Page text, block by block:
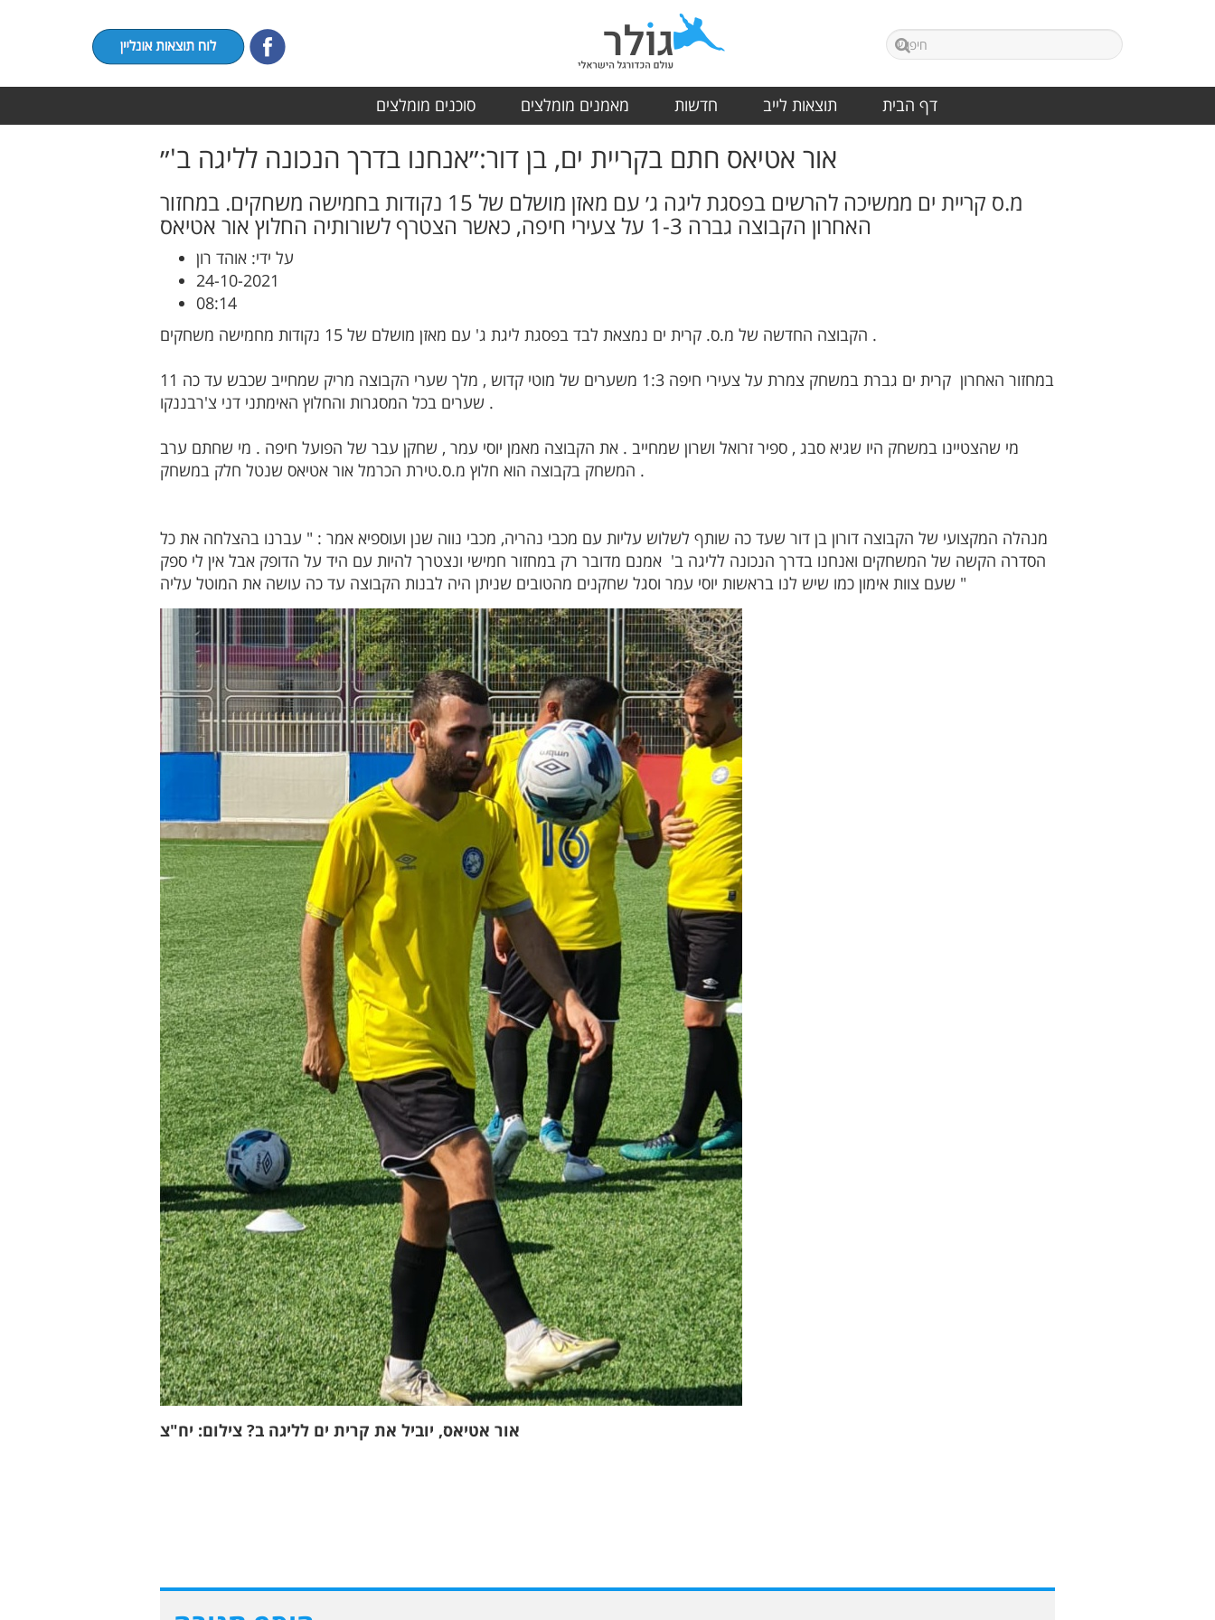
דף הבית תוצאות לייב חדשות מאמנים מומלצים סוכנים מומלצים
אור אטיאס חתם בקריית ים, בן דור:״אנחנו בדרך הנכונה לליגה ב'״
מ.ס קריית ים ממשיכה להרשים בפסגת ליגה ג׳ עם מאזן מושלם של 15 נקודות בחמישה משחקים. במחזור
האחרון הקבוצה גברה 1-3 על צעירי חיפה, כאשר הצטרף לשורותיה החלוץ אור אטיאס
על ידי: אוהד רון
24-10-2021
08:14
הקבוצה החדשה של מ.ס. קרית ים נמצאת לבד בפסגת ליגת ג' עם מאזן מושלם של 15 נקודות מחמישה משחקים .
במחזור האחרון קרית ים גברת במשחק צמרת על צעירי חיפה 1:3 משערים של מוטי קדוש , מלך שערי הקבוצה מריק שמחייב שכבש עד כה 11
שערים בכל המסגרות והחלוץ האימתני דני צ'רבננקו .
מי שהצטיינו במשחק היו שגיא סבג , ספיר זרואל ושרון שמחייב . את הקבוצה מאמן יוסי עמר , שחקן עבר של הפועל חיפה . מי שחתם ערב
המשחק בקבוצה הוא חלוץ מ.ס.טירת הכרמל אור אטיאס שנטל חלק במשחק .
מנהלה המקצועי של הקבוצה דורון בן דור שעד כה שותף לשלוש עליות עם מכבי נהריה, מכבי נווה שנן ועוספיא אמר : " עברנו בהצלחה את כל
הסדרה הקשה של המשחקים ואנחנו בדרך הנכונה לליגה ב' אמנם מדובר רק במחזור חמישי ונצטרך להיות עם היד על הדופק אבל אין לי ספק
שעם צוות אימון כמו שיש לנו בראשות יוסי עמר וסגל שחקנים מהטובים שניתן היה לבנות הקבוצה עד כה עושה את המוטל עליה "
אור אטיאס, יוביל את קרית ים לליגה ב? צילום: יח"צ